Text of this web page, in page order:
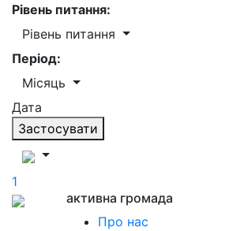
Рівень питання:
Рівень питання
Період:
Місяць
Дата
Застосувати
1
активна громада
Про нас